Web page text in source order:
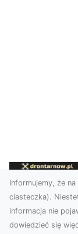
Informujemy, że
ciasteczka).
informacja nie
dowiedzieć się